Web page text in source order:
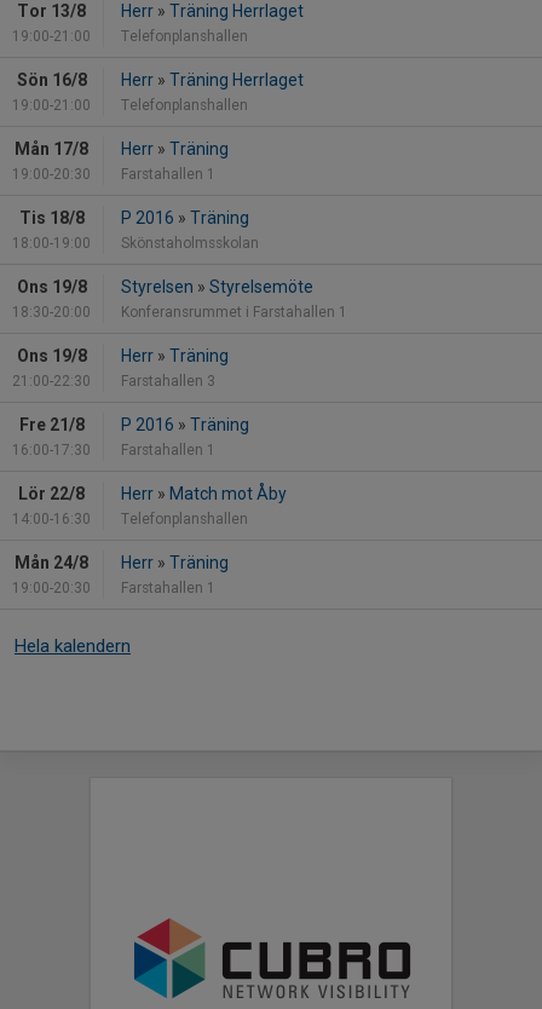
Tor 13/8
19:00-21:00
Herr » Träning Herrlaget
Telefonplanshallen
Sön 16/8
19:00-21:00
Herr » Träning Herrlaget
Telefonplanshallen
Mån 17/8
19:00-20:30
Herr » Träning
Farstahallen 1
Tis 18/8
18:00-19:00
P 2016 » Träning
Skönstaholmsskolan
Ons 19/8
18:30-20:00
Styrelsen » Styrelsemöte
Konferansrummet i Farstahallen 1
Ons 19/8
21:00-22:30
Herr » Träning
Farstahallen 3
Fre 21/8
16:00-17:30
P 2016 » Träning
Farstahallen 1
Lör 22/8
14:00-16:30
Herr » Match mot Åby
Telefonplanshallen
Mån 24/8
19:00-20:30
Herr » Träning
Farstahallen 1
Hela kalendern